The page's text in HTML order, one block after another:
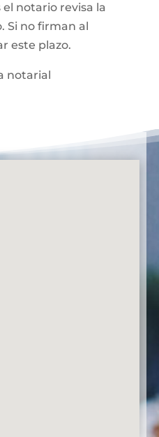
notario revisa la
Si no firman al
este plazo.
notarial